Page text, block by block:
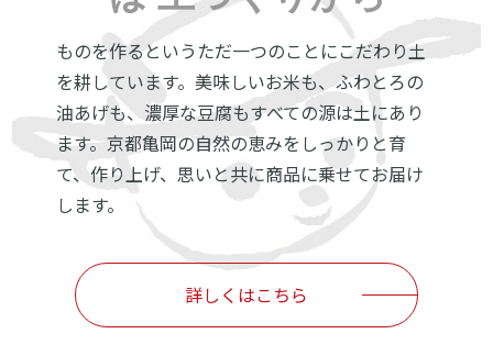
ものを作るというただ一つのことにこだわり土
を耕しています。美味しいお米も、ふわとろの
油あげも、濃厚な豆腐もすべての源は土にあり
ます。京都亀岡の自然の恵みをしっかりと育
て、作り上げ、思いと共に商品に乗せてお届け
します。
詳しくはこちら